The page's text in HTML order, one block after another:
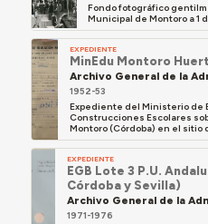
Fondo fotográfico
Municipal de Montoro a 1
EXPEDIENTE
MinEdu Montoro
Archivo General de la
1952-53
Expediente del Ministerio de
Construcciones Escolares
Montoro (Córdoba) en el sitio
EXPEDIENTE
EGB Lote 3 P.U.
Córdoba y Sevilla)
Archivo General de la
1971-1976